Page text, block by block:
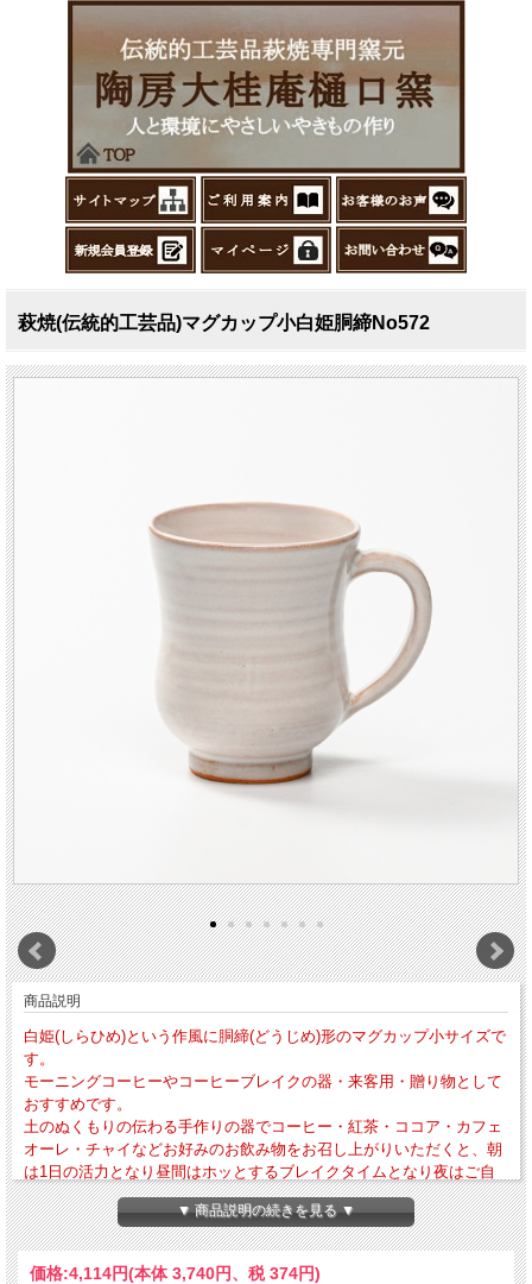
萩焼(伝統的工芸品)マグカップ小白姫胴締No572
商品説明
白姫(しらひめ)という作風に胴締(どうじめ)形のマグカップ小サイズで
す。
モーニングコーヒーやコーヒーブレイクの器・来客用・贈り物として
おすすめです。
土のぬくもりの伝わる手作りの器でコーヒー・紅茶・ココア・カフェ
オーレ・チャイなどお好みのお飲み物をお召し上がりいただくと、朝
は1日の活力となり昼間はホッとするブレイクタイムとなり夜はご自
身への1日のご褒美となることと思います。
・外寸法-径約76mm×高さ約85mm ・作品重量-約213g ・満水容量-約220cc
・電子レンジ・食器洗浄乾燥機の使用OK 直火・ガスオーブンの使用はNG
▼ 商品説明の続きを見る ▼
価格:4,114円(本体 3,740円、税 374円)